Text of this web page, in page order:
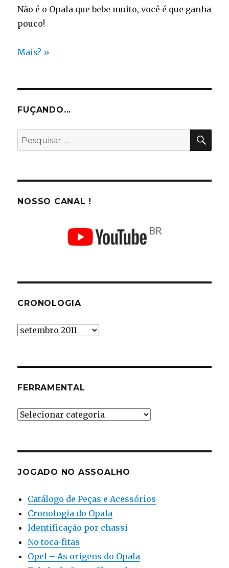
Não é o Opala que bebe muito, você é que ganha
pouco!
Mais? »
FUÇANDO…
Pesquisar
por:
NOSSO CANAL !
CRONOLOGIA
Cronologia
FERRAMENTAL
Ferramental
JOGADO NO ASSOALHO
Catálogo de Peças e Acessórios
Cronologia do Opala
Identificação por chassi
No toca-fitas
Opel – As origens do Opala